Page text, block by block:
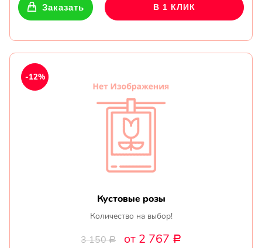
Заказать В 1 КЛИК
Кустовые розы
Количество на выбор!
3 150Р от 2 767 Р
-12%